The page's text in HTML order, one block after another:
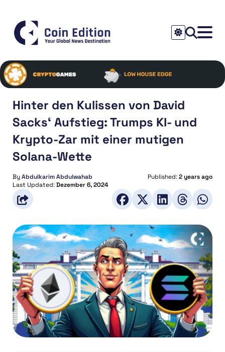
Hinter den Kulissen von David
Sacks‘ Aufstieg: Trumps KI- und
Krypto-Zar mit einer mutigen
Solana-Wette
ByAbdulkarim Abdulwahab Published:2 years ago
Last Updated:Dezember 6, 2024